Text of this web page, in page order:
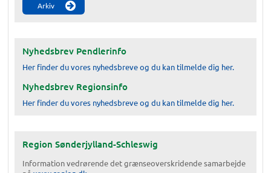
Arkiv
Nyhedsbrev Pendlerinfo
Her finder du vores nyhedsbreve og du kan tilmelde dig her.
Nyhedsbrev Regionsinfo
Her finder du vores nyhedsbreve og du kan tilmelde dig her.
Region Sønderjylland-Schleswig
Information vedrørende det grænseoverskridende samarbejde